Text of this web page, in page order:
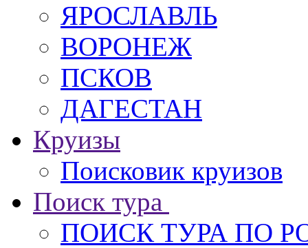
ЯРОСЛАВЛЬ
ВОРОНЕЖ
ПСКОВ
ДАГЕСТАН
Круизы
Поисковик круизов
Поиск тура
ПОИСК ТУРА ПО